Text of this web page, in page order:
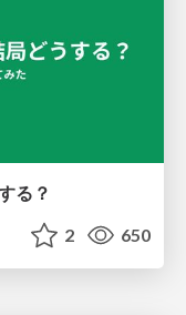
る？
2 650